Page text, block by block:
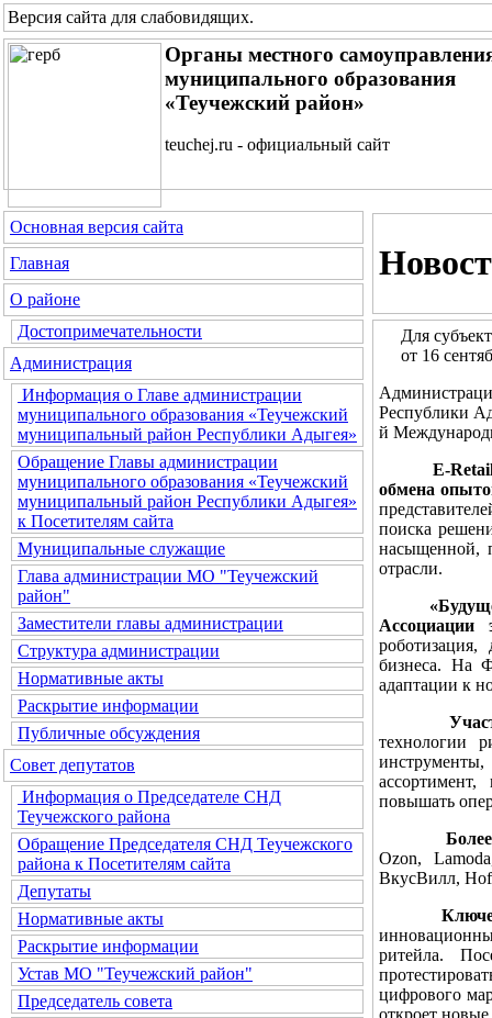
Версия сайта для слабовидящих.
Органы местного
муниципального образования
«Теучежский район»
teuchej.ru - официальный сайт
Основная версия сайта
Главная
О районе
Достопримечательности
Администрация
Информация о Главе администрации
муниципального образования «Теучежский
муниципальный район Республики Адыгея»
Обращение Главы администрации
муниципального образования «Теучежский
муниципальный район Республики Адыгея»
к Посетителям сайта
Муниципальные служащие
Глава администрации МО "Теучежский
район"
Заместители главы администрации
Структура администрации
Нормативные акты
Раскрытие информации
Публичные обсуждения
Совет депутатов
Информация о Председателе СНД
Теучежского района
Обращение Председателя СНД Теучежского
района к Посетителям сайта
Депутаты
Нормативные акты
Раскрытие информации
Устав МО "Теучежский район"
Председатель совета
Для
от 16
Республики
й
E-
обмена
поиска
насыщенной,
отрасли.
«Будущее
роботизация,
бизнеса. На
адаптации к
технологии
ассортимент,
повышать
Более 500
Ozon,
ВкусВилл,
Ключевым
ритейла.
цифрового
откроет